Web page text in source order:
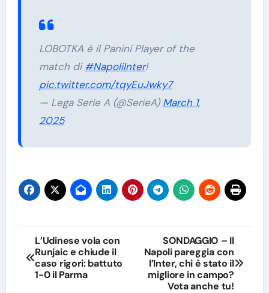
LOBOTKA è il Panini Player of the
match di#NapoliInter!
pic.twitter.com/tqyEuJwky7
— Lega Serie A (@SerieA)March 1,
2025
Navigazione
articoli
L’Udinese vola con
Runjaic e chiude il
caso rigori: battuto
1-0 il Parma
SONDAGGIO – Il
Napoli pareggia con
l’Inter, chi è stato il
migliore in campo?
Vota anche tu!